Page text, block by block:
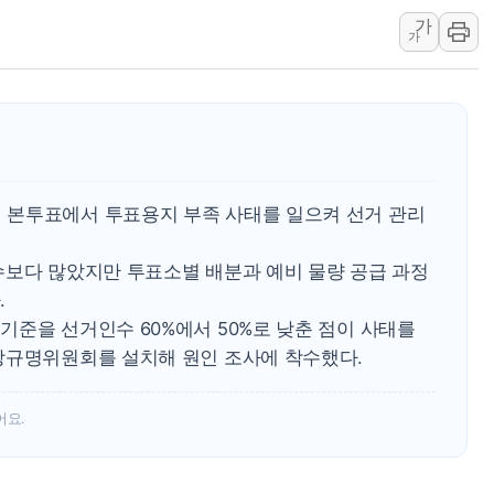
AIA그룹, 12년 연속 MDRT
[컨콜] 네이버, 멤버십 연계 배
가
가
투표에서 투표용지 부족 사태를 일으켜 선거 관리
다 많았지만 투표소별 배분과 예비 물량 공급 과정
준을 선거인수 60%에서 50%로 낮춘 점이 사태를
명위원회를 설치해 원인 조사에 착수했다.
요.